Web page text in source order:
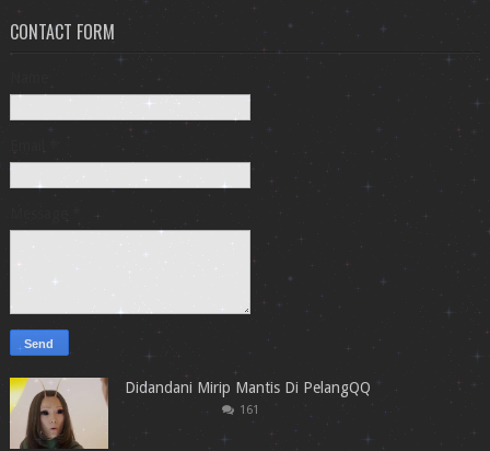
CONTACT FORM
Didandani Mirip Mantis Di PelangQQ
161